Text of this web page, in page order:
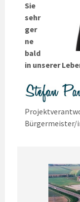
Sie
sehr
ger
ne
bald
in unserer
Bürgermeister/